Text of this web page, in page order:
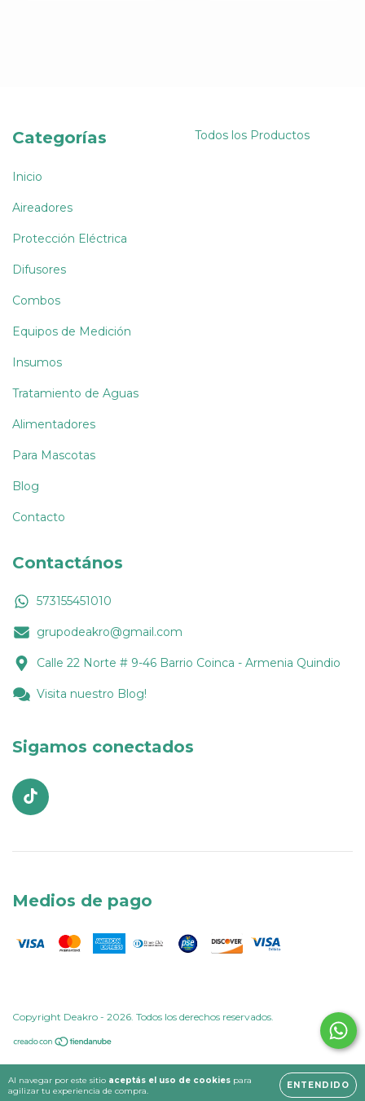
Al navegar por este sitio aceptás el uso de cookies para
agilizar tu experiencia de compra.
ENTENDIDO
Categorías
Inicio
Aireadores
Protección Eléctrica
Difusores
Combos
Equipos de Medición
Insumos
Tratamiento de Aguas
Alimentadores
Para Mascotas
Blog
Contacto
Todos los Productos
Contactános
573155451010
grupodeakro@gmail.com
Calle 22 Norte # 9-46 Barrio Coinca - Armenia Quindio
Visita nuestro Blog!
Sigamos conectados
Medios de pago
Copyright Deakro - 2026. Todos los derechos reservados.